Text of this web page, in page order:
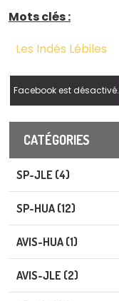
Mots clés :
Les Indés Lébiles
Facebook est désactivé.
CATÉGORIES
SP-JLE (4)
SP-HUA (12)
AVIS-HUA (1)
AVIS-JLE (2)